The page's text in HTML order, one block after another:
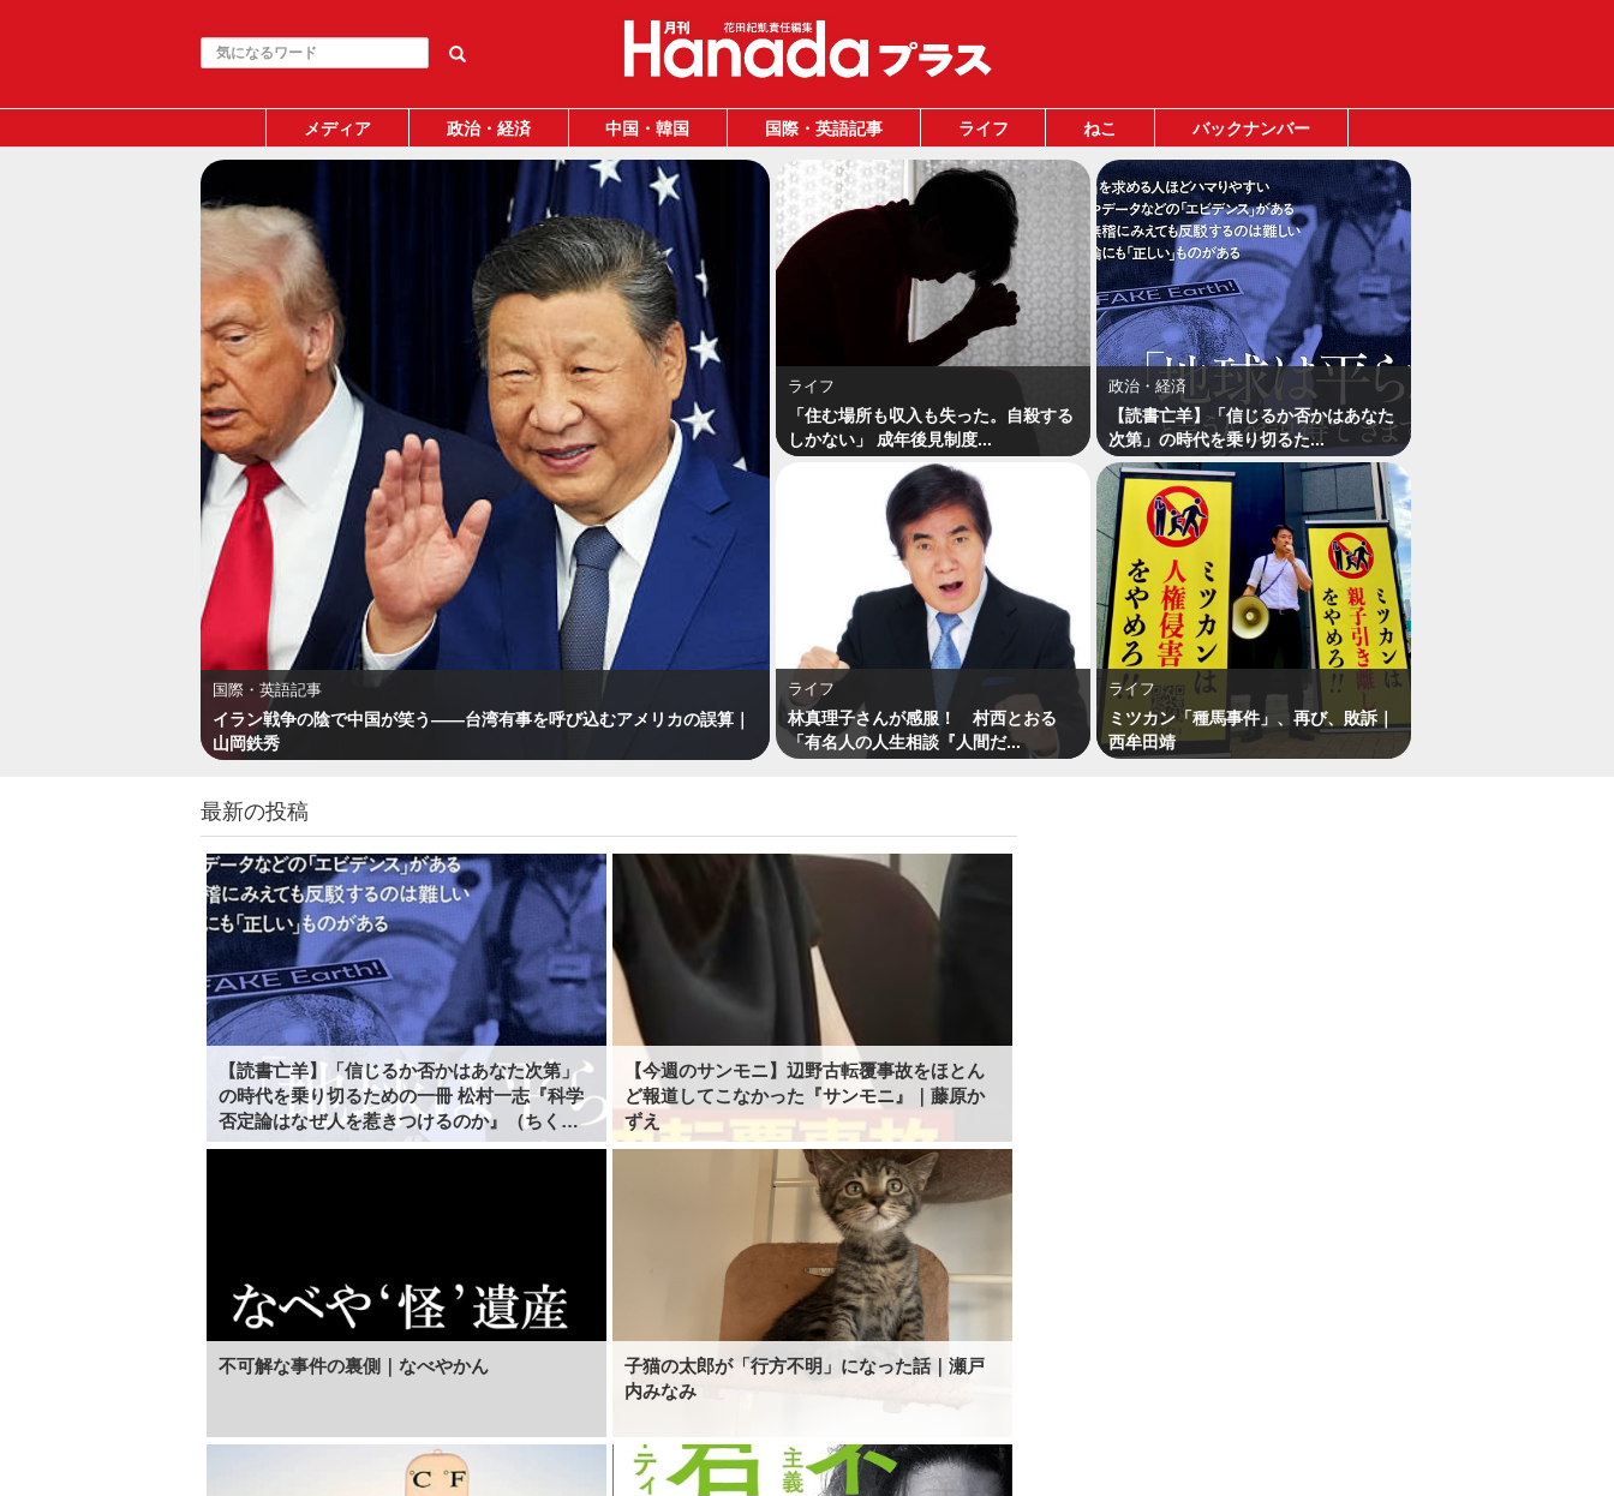
メディア 政治・経済 中国・韓国 国際・英語記事 ライフ ねこ バックナンバー
国際・英語記事
イラン戦争の陰で中国が笑う――台湾有事を呼び込むアメリカの誤算｜
山岡鉄秀
ライフ
「住む場所も収入も失った。自殺する
しかない」 成年後見制度...
政治・経済
【読書亡羊】「信じるか否かはあなた
次第」の時代を乗り切るた...
ライフ
林真理子さんが感服！ 村西とおる
「有名人の人生相談『人間だ...
ライフ
ミツカン「種馬事件」、再び、敗訴｜
西牟田靖
最新の投稿
【読書亡羊】「信じるか否かはあなた次第」
の時代を乗り切るための一冊 松村一志『科学
否定論はなぜ人を惹きつけるのか』（ちくま
新書）｜梶原麻衣子
【今週のサンモニ】辺野古転覆事故をほとん
ど報道してこなかった『サンモニ』｜藤原か
ずえ
不可解な事件の裏側｜なべやかん
子猫の太郎が「行方不明」になった話｜瀬戸
内みなみ